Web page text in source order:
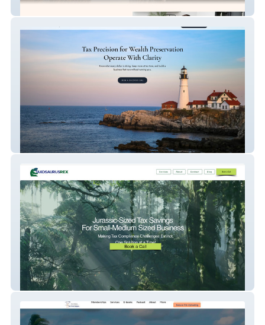
Navira Tax
Rex Gillespies